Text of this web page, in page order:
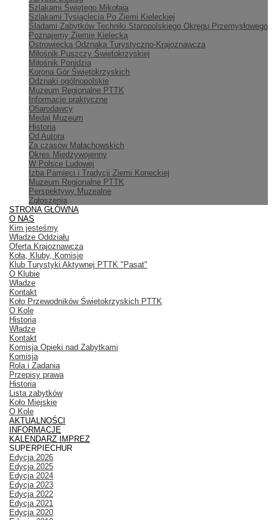
Szlakami Świętego Mikołaja
Szlakami Tysiąclecia Po Ziemi Kieleckiej
Śladami Zabytków Techniki Staropolskiego Okręgu Przemysłowego
Poznajemy Ziemię Kielecką
Ostrowiecka Odznaka Turystyczno-Krajoznawcza
Miłośnik Puszczy Świętokrzyskiej
Miłośnik Ponidzia
Korona Gór Świętokrzyskich
Odznaki ogólnopolskie
Muzeum Regionalne PTTK
Informacje praktyczne
Ofiarodawcy
Medal Muzeum
Historia
Od Autora
Za czasów Małachowskich
Okres Międzywojenny
W Polsce Ludowej
Izba Pamięci i Tradycji Ziemi Koneckiej
Muzeum Regionalne PTTK
Perspektywy Muzealne
Zgłoszenia
STRONA GŁÓWNA
O NAS
Kim jesteśmy
Władze Oddziału
Oferta Krajoznawcza
Koła, Kluby, Komisje
Klub Turystyki Aktywnej PTTK "Pasat"
O Klubie
Władze
Kontakt
Koło Przewodników Świętokrzyskich PTTK
O Kole
Historia
Władze
Kontakt
Komisja Opieki nad Zabytkami
Komisja
Rola i Zadania
Przepisy prawa
Historia
Lista zabytków
Koło Miejskie
O Kole
AKTUALNOŚCI
INFORMACJE
KALENDARZ IMPREZ
SUPERPIECHUR
Edycja 2026
Edycja 2025
Edycja 2024
Edycja 2023
Edycja 2022
Edycja 2021
Edycja 2020